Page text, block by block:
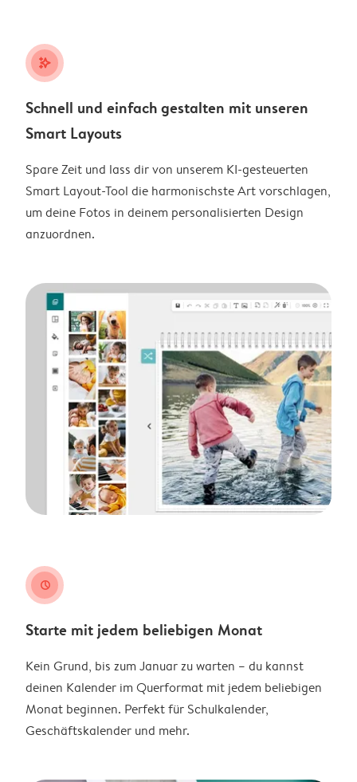
stars_plus
Schnell und einfach gestalten mit unseren
Smart Layouts
Spare Zeit und lass dir von unserem KI-gesteuerten
Smart Layout-Tool die harmonischste Art vorschlagen,
um deine Fotos in deinem personalisierten Design
anzuordnen.
clock
Starte mit jedem beliebigen Monat
Kein Grund, bis zum Januar zu warten – du kannst
deinen Kalender im Querformat mit jedem beliebigen
Monat beginnen. Perfekt für Schulkalender,
Geschäftskalender und mehr.